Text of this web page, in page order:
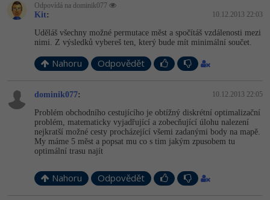
Odpovídá na dominik077
Kit: 10.12.2013 22:03
Uděláš všechny možné permutace měst a spočítáš vzdálenosti mezi
nimi. Z výsledků vybereš ten, který bude mít minimální součet.
Nahoru Odpovědět
dominik077: 10.12.2013 22:05
Problém obchodního cestujícího je obtížný diskrétní optimalizační
problém, matematicky vyjadřující a zobecňující úlohu nalezení
nejkratší možné cesty procházející všemi zadanými body na mapě.
My máme 5 měst a popsat mu co s tim jakým zpusobem tu
optimální trasu najít
Nahoru Odpovědět